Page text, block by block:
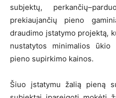
subjektų,
prekiaujančių pieno
draudimo įstatymo projektą,
nustatytos minimalios ūkio
pieno supirkimo kainos.
Šiuo įstatymu žalią pieną